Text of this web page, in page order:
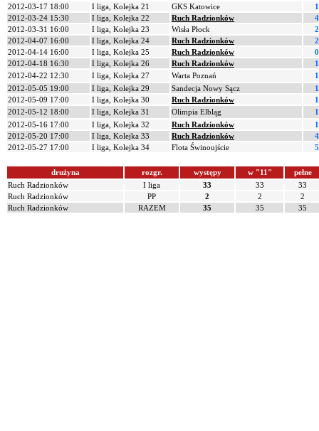
2012-03-17 18:00
I liga, Kolejka 21 GKS Katowice
2012-03-24 15:30
I liga, Kolejka 22 Ruch Radzionków
2012-03-31 16:00
I liga, Kolejka 23 Wisła Płock
2012-04-07 16:00
I liga, Kolejka 24 Ruch Radzionków
2012-04-14 16:00
I liga, Kolejka 25 Ruch Radzionków
2012-04-18 16:30
I liga, Kolejka 26 Ruch Radzionków
2012-04-22 12:30
I liga, Kolejka 27 Warta Poznań
2012-05-05 19:00
I liga, Kolejka 29 Sandecja Nowy Sącz
2012-05-09 17:00
I liga, Kolejka 30 Ruch Radzionków
2012-05-12 18:00
I liga, Kolejka 31 Olimpia Elbląg
2012-05-16 17:00
I liga, Kolejka 32 Ruch Radzionków
2012-05-20 17:00
I liga, Kolejka 33 Ruch Radzionków
2012-05-27 17:00
I liga, Kolejka 34 Flota Świnoujście
drużyna rozgr. występy w "11"
pełne
Ruch Radzionków
I liga 33 33
33
Ruch Radzionków
PP 2 2
2
Ruch Radzionków
RAZEM 35 35 35